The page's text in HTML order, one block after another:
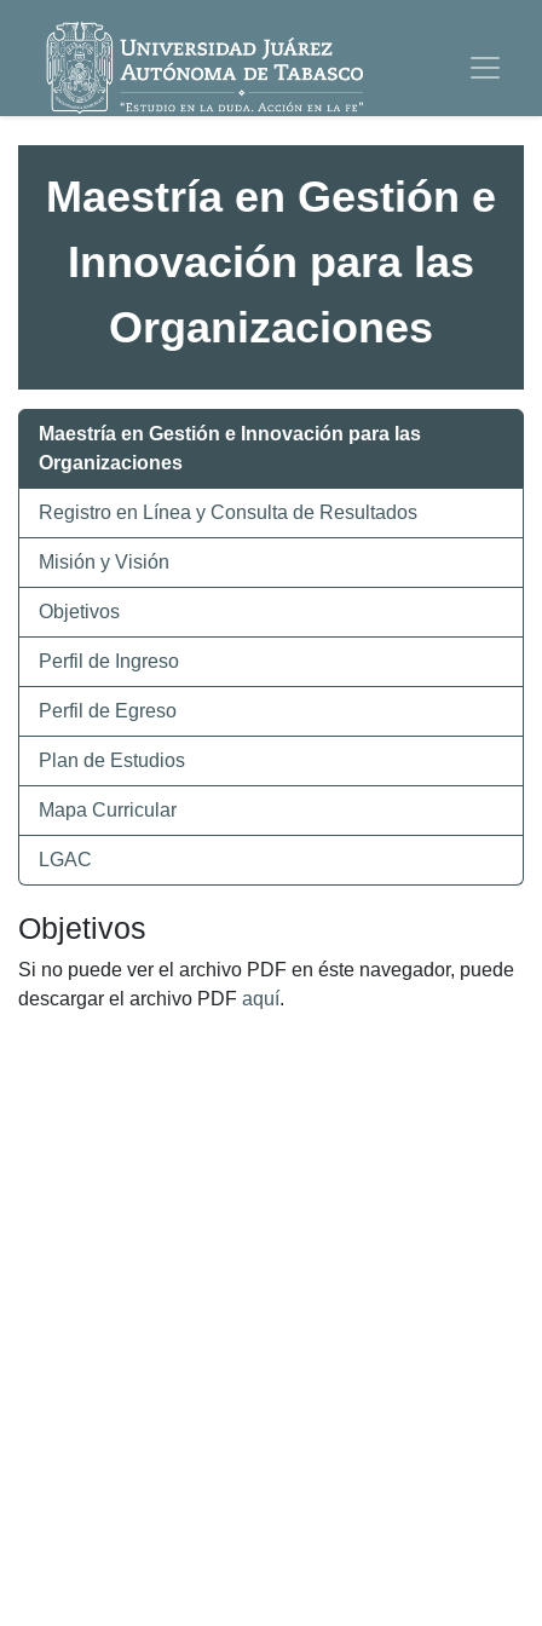
Maestría en Gestión e
Innovación para las
Organizaciones
Maestría en Gestión e Innovación para las
Organizaciones
Registro en Línea y Consulta de Resultados
Misión y Visión
Objetivos
Perfil de Ingreso
Perfil de Egreso
Plan de Estudios
Mapa Curricular
LGAC
Objetivos
Si no puede ver el archivo PDF en éste navegador, puede
descargar el archivo PDF aquí.